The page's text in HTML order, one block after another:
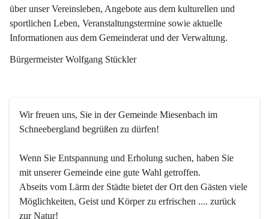
über unser Vereinsleben, Angebote aus dem kulturellen und
sportlichen Leben, Veranstaltungstermine sowie aktuelle
Informationen aus dem Gemeinderat und der Verwaltung.
Bürgermeister Wolfgang Stückler
Wir freuen uns, Sie in der Gemeinde Miesenbach im
Schneebergland begrüßen zu dürfen!
Wenn Sie Entspannung und Erholung suchen, haben Sie
mit unserer Gemeinde eine gute Wahl getroffen.
Abseits vom Lärm der Städte bietet der Ort den Gästen viele
Möglichkeiten, Geist und Körper zu erfrischen .... zurück
zur Natur!